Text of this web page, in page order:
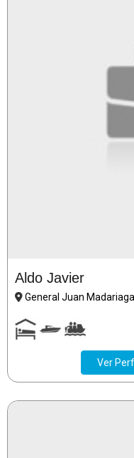
Aldo Javier
General Juan
Ver